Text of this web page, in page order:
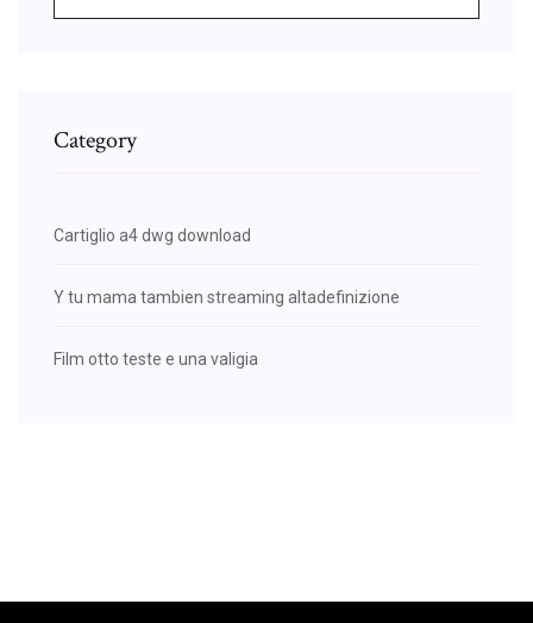
Category
Cartiglio a4 dwg download
Y tu mama tambien streaming altadefinizione
Film otto teste e una valigia